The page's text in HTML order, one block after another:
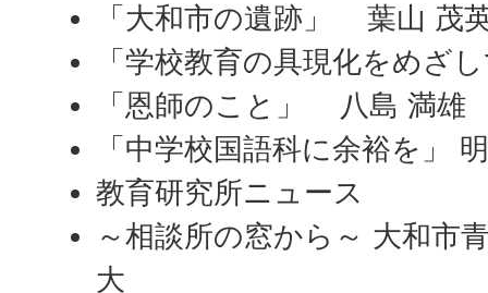
「大和市の遺跡」 葉山 茂
「学校教育の具現化をめざ
「恩師のこと」 八島 満雄
「中学校国語科に余裕を」
教育研究所ニュース
～相談所の窓から～ 大和市
大